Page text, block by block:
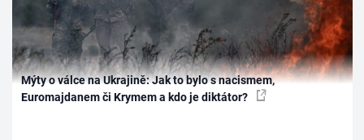
Mýty o válce na Ukrajině: Jak to bylo s nacismem,
Euromajdanem či Krymem a kdo je diktátor?